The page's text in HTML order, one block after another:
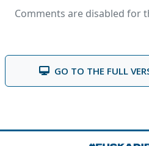
Comments are disabled for
GO TO THE FULL